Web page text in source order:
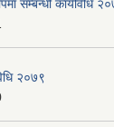
सम्बन्धी कार्यविधि
२०७९